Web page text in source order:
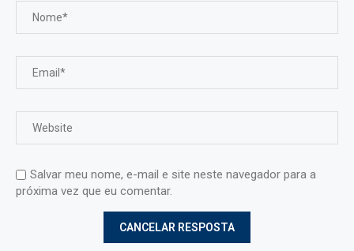
Salvar meu nome, e-mail e site neste navegador para a
próxima vez que eu comentar.